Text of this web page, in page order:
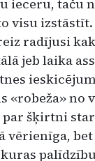
ieceru, taču
visu
radījusi
jeb laika
«robeža» no
šķirtni
vērienīga,